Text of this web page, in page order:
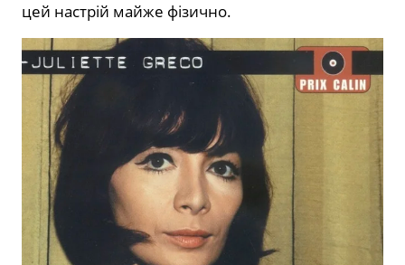
цей настрій майже фізично.